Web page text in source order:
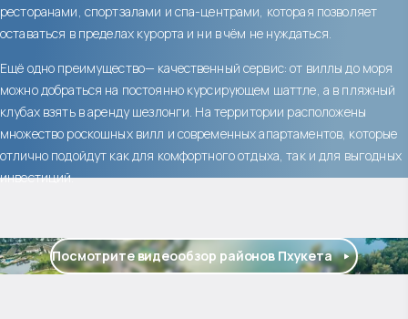
ресторанами, спортзалами и спа-центрами, которая позволяет
оставаться в пределах курорта и ни в чём не нуждаться.
Ещё одно преимущество— качественный сервис: от виллы до моря
можно добраться на постоянно курсирующем шаттле, а в пляжный
клубах взять в аренду шезлонги. На территории расположены
множество роскошных вилл и современных апартаментов, которые
отлично подойдут как для комфортного отдыха, так и для выгодных
инвестиций.
Посмотрите видеообзор районов Пхукета